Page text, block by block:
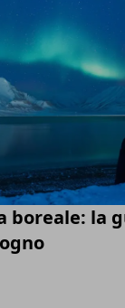
boreale: la